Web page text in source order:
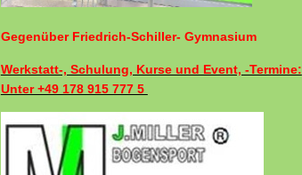
Gegenüber Friedrich-Schiller- Gymnasium
Werkstatt-, Schulung, Kurse und Event, -Termine:
Unter +49 178 915 777 5